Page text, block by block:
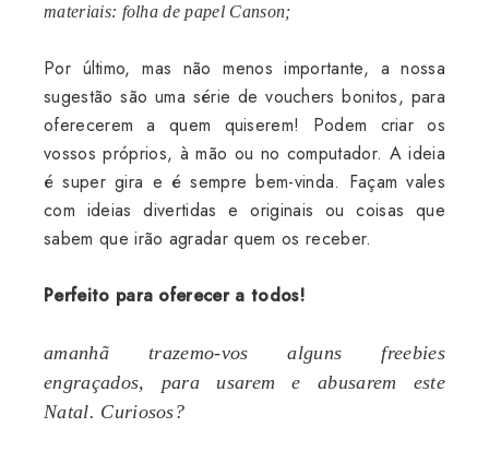
materiais: folha de papel Canson;
Por último, mas não menos importante, a nossa
sugestão são uma série de vouchers bonitos, para
oferecerem a quem quiserem! Podem criar os
vossos próprios, à mão ou no computador. A ideia
é super gira e é sempre bem-vinda. Façam vales
com ideias divertidas e originais ou coisas que
sabem que irão agradar quem os receber.
Perfeito para oferecer a todos!
amanhã trazemo-vos alguns freebies
engraçados, para usarem e abusarem este
Natal. Curiosos?